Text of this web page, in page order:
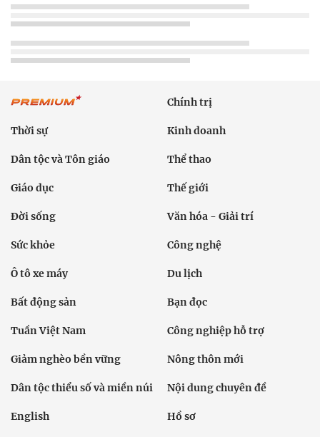
Chính trị
Thời sự Kinh doanh
Dân tộc và Tôn giáo Thể thao
Giáo dục Thế giới
Đời sống Văn hóa - Giải trí
Sức khỏe Công nghệ
Ô tô xe máy Du lịch
Bất động sản Bạn đọc
Tuần Việt Nam Công nghiệp hỗ trợ
Giảm nghèo bền vững Nông thôn mới
Dân tộc thiểu số và miền núi Nội dung chuyên đề
English Hồ sơ